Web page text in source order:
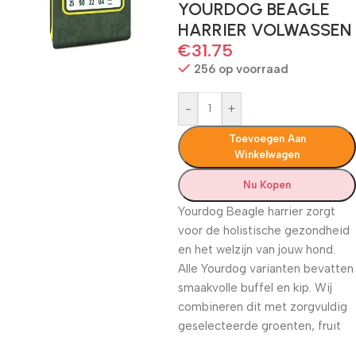
YOURDOG BEAGLE
HARRIER VOLWASSEN
€31.75
256 op voorraad
- +
Toevoegen Aan
Winkelwagen
Nu Kopen
Yourdog Beagle harrier zorgt
voor de holistische gezondheid
en het welzijn van jouw hond.
Alle Yourdog varianten bevatten
smaakvolle buffel en kip. Wij
combineren dit met zorgvuldig
geselecteerde groenten, fruit